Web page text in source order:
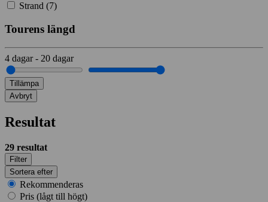
Strand (7)
Tourens längd
4 dagar - 20 dagar
Tillämpa
Avbryt
Resultat
29 resultat
Filter
Sortera efter
Rekommenderas
Pris (lågt till högt)